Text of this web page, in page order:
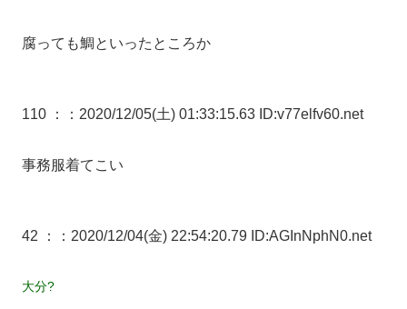
腐っても鯛といったところか
110 ： ：2020/12/05(土) 01:33:15.63 ID:v77elfv60.net
事務服着てこい
42 ： ：2020/12/04(金) 22:54:20.79 ID:AGInNphN0.net
大分?